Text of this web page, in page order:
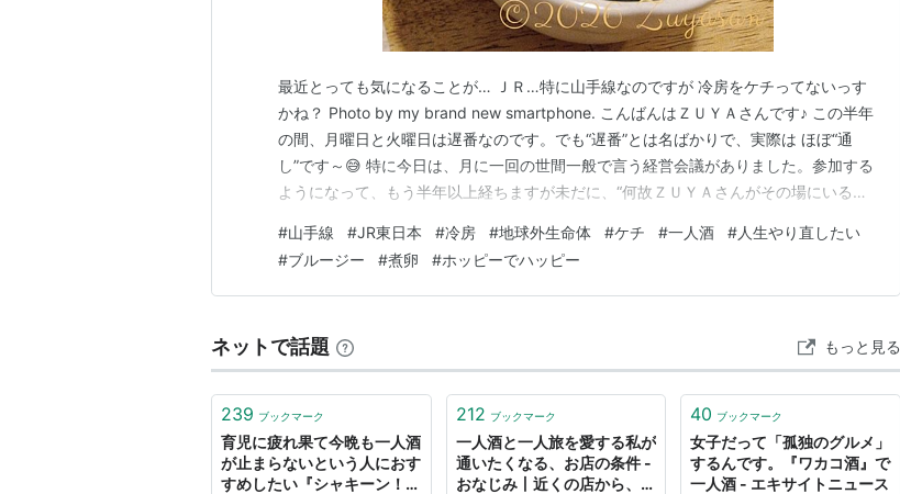
最近とっても気になることが… ＪＲ…特に山手線なのですが 冷房をケチってないっす
かね？ Photo by my brand new smartphone. こんばんはＺＵＹＡさんです♪ この半年
の間、月曜日と火曜日は遅番なのです。でも“遅番”とは名ばかりで、実際は ほぼ“通
し”です～😅 特に今日は、月に一回の世間一般で言う経営会議がありました。参加する
ようになって、もう半年以上経ちますが未だに、“何故ＺＵＹＡさんがその場にいるの
で、98％の文言が何を言っているのかわからないわけです（ちなみに残りの2％は日本
語だと言う…
#山手線 #JR東日本 #冷房 #地球外生命体 #ケチ #一人酒 #人生やり直したい
#ブルージー #煮卵 #ホッピーでハッピー
ネットで話題 もっと見る
239 ブックマーク
育児に疲れ果て今晩も一人酒
が止まらないという人におす
すめしたい『シャキーン！』
212 ブックマーク
一人酒と一人旅を愛する私が
通いたくなる、お店の条件 -
おなじみ丨近くの店から、な
40 ブックマーク
女子だって「孤独のグルメ」
するんです。『ワカコ酒』で
一人酒 - エキサイトニュース